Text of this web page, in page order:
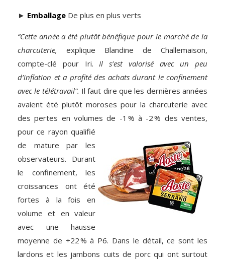
► Emballage De plus en plus verts
“Cette année a été plutôt bénéfique pour le marché de la
charcuterie, explique Blandine de Challemaison,
compte-clé pour Iri.Il s’est valorisé avec un peu
d’inflation et a profité des achats durant le confinement
avec le télétravail”. Il faut dire que les dernières années
avaient été plutôt moroses pour la charcuterie avec
des pertes en volumes de -1 % à -2 % des ventes,
pour ce rayon qualifié
de mature par les
observateurs. Durant
le confinement, les
croissances ont été
fortes à la fois en
volume et en valeur
avec une hausse
moyenne de +22 % à P6. Dans le détail, ce sont les
lardons et les jambons cuits de porc qui ont surtout